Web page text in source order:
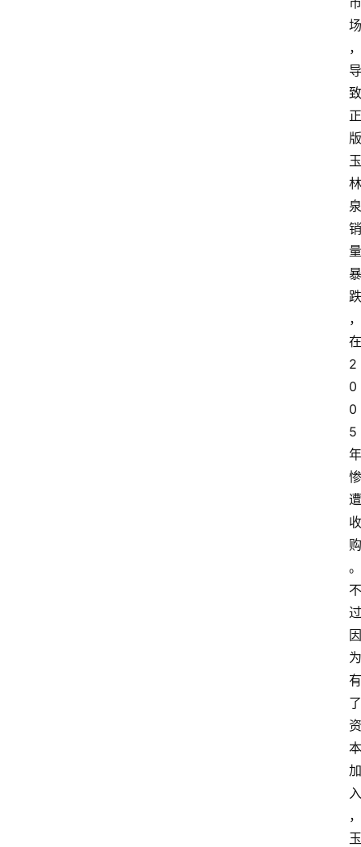
场
，
导
致
正
版
玉
林
泉
销
量
暴
跌
，
在
2
0
0
5
年
惨
遭
收
购
。
不
过
因
为
有
了
资
本
加
入
，
玉